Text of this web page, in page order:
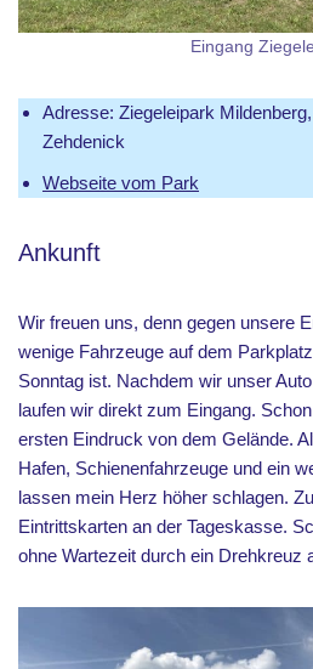
Eingang
Adresse: Ziegeleipark
Zehdenick
Webseite vom Park
Ankunft
Wir freuen uns, denn gegen unsere
wenige Fahrzeuge auf dem
Sonntag ist. Nachdem wir unser
laufen wir direkt zum Eingang.
ersten Eindruck von dem Gelände.
Hafen, Schienenfahrzeuge und ein
lassen mein Herz höher schlagen.
Eintrittskarten an der Tageskasse.
ohne Wartezeit durch ein Drehkreuz